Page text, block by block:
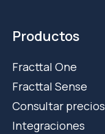
Productos
Fracttal One
Fracttal Sense
Consultar precios
Integraciones